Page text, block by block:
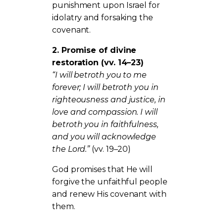
punishment upon Israel for
idolatry and forsaking the
covenant.
2. Promise of divine
restoration (vv. 14–23)
“I will betroth you to me
forever; I will betroth you in
righteousness and justice, in
love and compassion. I will
betroth you in faithfulness,
and you will acknowledge
the Lord.”(vv. 19–20)
God promises that He will
forgive the unfaithful people
and renew His covenant with
them.